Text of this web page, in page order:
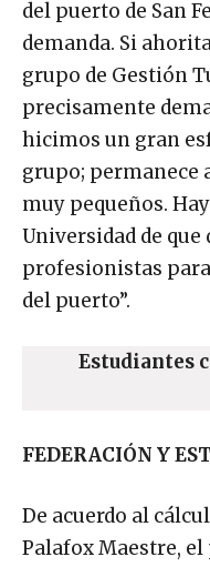
del puerto de San
demanda. Si
grupo de Gestión
precisamente
hicimos un gran
grupo; permanece
muy pequeños.
Universidad de que
profesionistas
del puerto”.
Estudiantes
FEDERACIÓN Y
De acuerdo al
Palafox Maestre,